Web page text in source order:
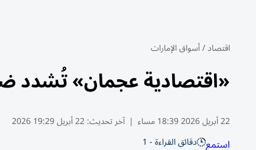
اقتصاد/أسواق الإمارات
«اقتصادية عجمان» تُشدد
22 أبريل 2026 18:39 مساء | آخر تحديث:22 أبريل 19:29 2026
استمع دقائق القراءة - 1